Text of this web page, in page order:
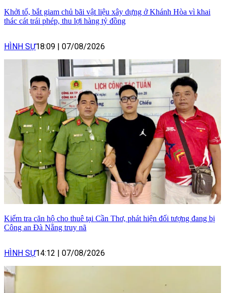
Khởi tố, bắt giam chủ bãi vật liệu xây dựng ở Khánh Hòa vì khai
thác cát trái phép, thu lợi hàng tỷ đồng
HÌNH SỰ18:09 07/08/2026
Kiểm tra căn hộ cho thuê tại Cần Thơ, phát hiện đối tượng đang bị
Công an Đà Nẵng truy nã
HÌNH SỰ14:12 07/08/2026